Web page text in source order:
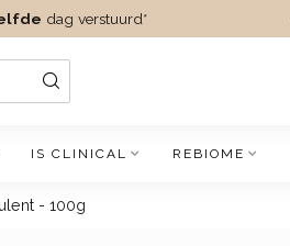
dag verstuurd*
IS CLINICAL REBIOME
- 100g